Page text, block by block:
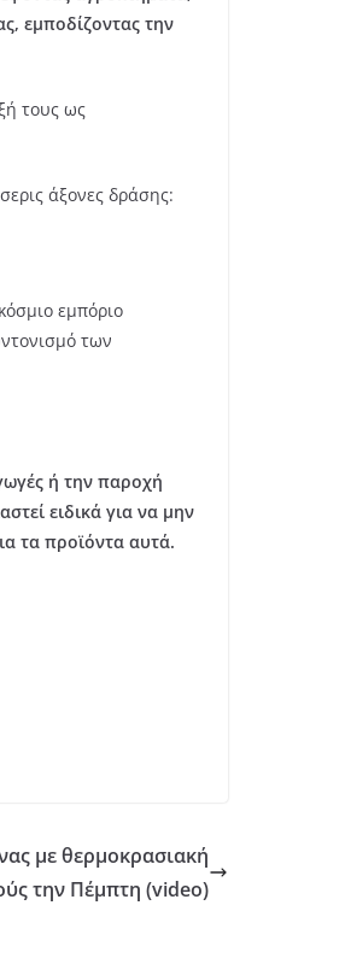
εμποδίζοντας την
τους ως
άξονες δράσης:
εμπόριο
των
ή την παροχή
ειδικά για να μην
τα προϊόντα αυτά.
με θερμοκρασιακή
την Πέμπτη (video)